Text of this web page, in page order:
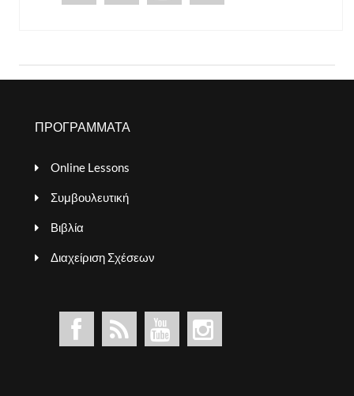
ΠΡΟΓΡΑΜΜΑΤΑ
Online Lessons
Συμβουλευτική
Βιβλία
Διαχείριση Σχέσεων